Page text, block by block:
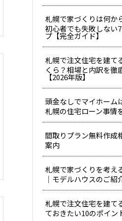
札幌で家づくりは何か
初心者でも失敗しない
プ【完全ガイド】
札幌で注文住宅を建て
くら？相場と内訳を徹
【2026年版】
頭金なしでマイホーム
札幌の住宅ローン事情
間取りプラン無料作成
案内
札幌で家づくりを考え
｜モデルハウスのご紹
札幌で注文住宅を建て
ておきたい10のポイン